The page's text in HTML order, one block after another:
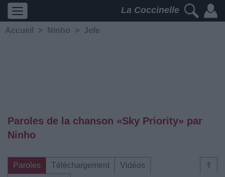
La Coccinelle
Accueil > Ninho > Jefe
Paroles de la chanson «Sky Priority» par
Ninho
⇑
Paroles Téléchargement
Vidéos